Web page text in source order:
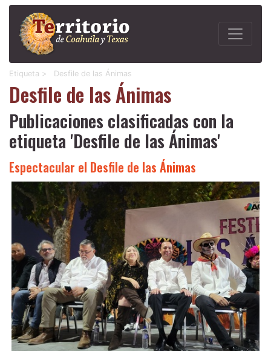
Etiqueta > Desfile de las Ánimas
Desfile de las Ánimas
Publicaciones clasificadas con la
etiqueta 'Desfile de las Ánimas'
Espectacular el Desfile de las Ánimas